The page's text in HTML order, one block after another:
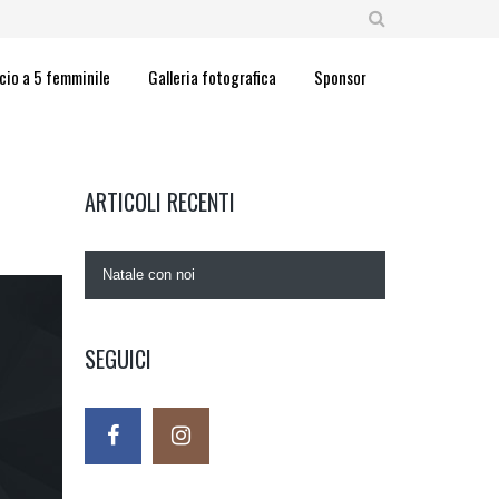
a 5 femminile Galleria fotografica Sponsor
ARTICOLI RECENTI
Natale con noi
SEGUICI